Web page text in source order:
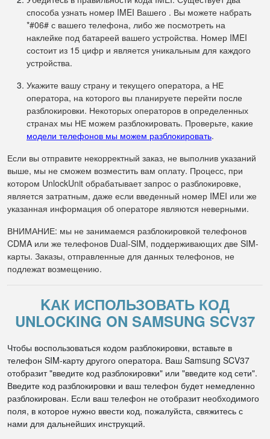
способа узнать номер IMEI Вашего . Вы можете набрать
*#06# с вашего телефона, либо же посмотреть на
наклейке под батареей вашего устройства. Номер IMEI
состоит из 15 цифр и является уникальным для каждого
устройства.
Укажите вашу страну и текущего оператора, а НЕ
оператора, на которого вы планируете перейти после
разблокировки. Некоторых операторов в определенных
странах мы НЕ можем разблокировать. Проверьте, какие
модели телефонов мы можем разблокировать.
Если вы отправите некорректный заказ, не выполнив указаний
выше, мы не сможем возместить вам оплату. Процесс, при
котором UnlockUnit обрабатывает запрос о разблокировке,
является затратным, даже если введенный номер IMEI или же
указанная информация об операторе являются неверными.
ВНИМАНИЕ: мы не занимаемся разблокировкой телефонов
CDMA или же телефонов Dual-SIM, поддерживающих две SIM-
карты. Заказы, отправленные для данных телефонов, не
подлежат возмещению.
KАК ИСПОЛЬЗОВАТЬ КОД
UNLOCKING ON SAMSUNG SCV37
Чтобы воспользоваться кодом разблокировки, вставьте в
телефон SIM-карту другого оператора. Ваш Samsung SCV37
отобразит "введите код разблокировки" или "введите код сети".
Введите код разблокировки и ваш телефон будет немедленно
разблокирован. Если ваш телефон не отобразит необходимого
поля, в которое нужно ввести код, пожалуйста, свяжитесь с
нами для дальнейших инструкций.